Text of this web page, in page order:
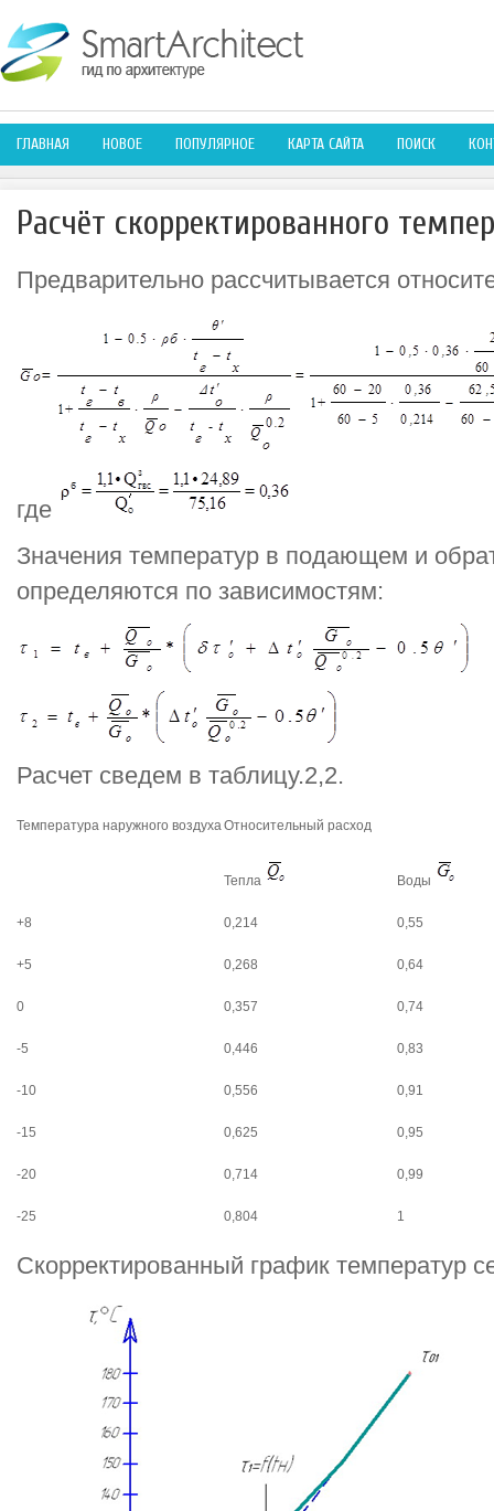
ГЛАВНАЯ НОВОЕ ПОПУЛЯРНОЕ КАРТА САЙТА ПОИСК
Расчёт скорректированного
Предварительно рассчитывается
где
Значения температур в подающем и
определяются по зависимостям:
Расчет сведем в таблицу.2,2.
Температура наружного воздухаОтносительный расход
Тепла Воды
+8 0,214 0,55
+5 0,268 0,64
0 0,357 0,74
-5 0,446 0,83
-10 0,556 0,91
-15 0,625 0,95
-20 0,714 0,99
-25 0,804 1
Скорректированный график температур